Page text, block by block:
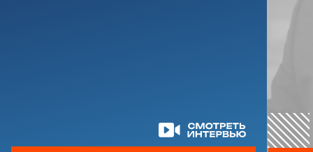
● ДИСКОНТ НА УЧАСТИЕ